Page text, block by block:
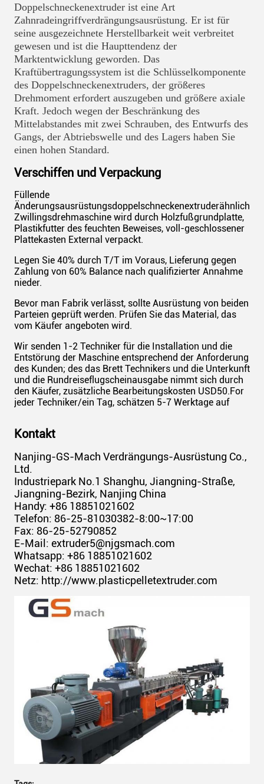
Doppelschneckenextruder ist eine Art
Zahnradeingriffverdrängungsausrüstung. Er ist für
seine ausgezeichnete Herstellbarkeit weit verbreitet
gewesen und ist die Haupttendenz der
Marktentwicklung geworden. Das
Kraftübertragungssystem ist die Schlüsselkomponente
des Doppelschneckenextruders, der größeres
Drehmoment erfordert auszugeben und größere axiale
Kraft. Jedoch wegen der Beschränkung des
Mittelabstandes mit zwei Schrauben, des Entwurfs des
Gangs, der Abtriebswelle und des Lagers haben Sie
einen hohen Standard.
Verschiffen und Verpackung
Füllende
Zwillingsdrehmaschine wird durch Holzfußgrundplatte,
Plastikfutter des feuchten Beweises, voll-geschlossener
Plattekasten External verpackt.
Legen Sie 40% durch T/T im Voraus, Lieferung gegen
Zahlung von 60% Balance nach qualifizierter Annahme
nieder.
Bevor man Fabrik verlässt, sollte Ausrüstung von beiden
Parteien geprüft werden. Prüfen Sie das Material, das
vom Käufer angeboten wird.
Wir senden 1-2 Techniker für die Installation und die
Entstörung der Maschine entsprechend der Anforderung
des Kunden; des das Brett Technikers und die Unterkunft
und die Rundreiseflugscheinausgabe nimmt sich durch
den Käufer, zusätzliche Bearbeitungskosten USD50.For
jeder Techniker/ein Tag, schätzen 5-7 Werktage auf
Kontakt
Nanjing-GS-Mach Verdrängungs-Ausrüstung Co.,
Ltd.
Industriepark No.1 Shanghu, Jiangning-Straße,
Jiangning-Bezirk, Nanjing China
Handy: +86 18851021602
Telefon: 86-25-81030382-8:00~17:00
Fax: 86-25-52790852
E-Mail: extruder5@njgsmach.com
Whatsapp: +86 18851021602
Wechat: +86 18851021602
Netz: http://www.plasticpelletextruder.com